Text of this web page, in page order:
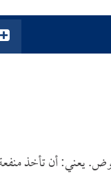
يعني: أن تأخذ